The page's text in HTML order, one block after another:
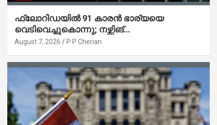
ഫ്ലോറിഡയിൽ 91 കാരൻ ഭാര്യയെ
വെടിവെച്ചുകൊന്നു; നഴ്സിങ്
ഹോമിലാക്കില്ലെന്ന് നൽകിയ വാഗ്ദാനം
August 7, 2026 P P Cherian